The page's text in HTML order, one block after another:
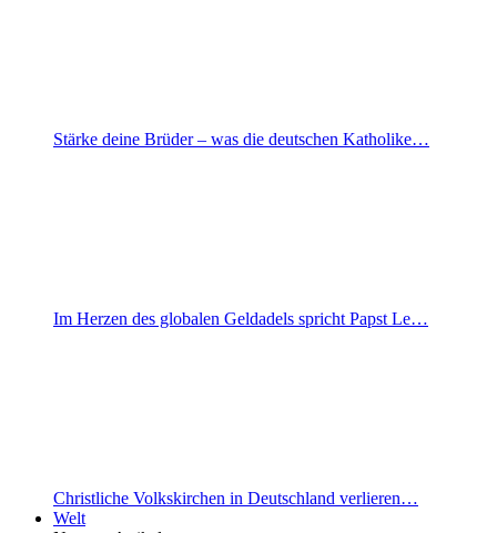
Stärke deine Brüder – was die deutschen Katholike…
Im Herzen des globalen Geldadels spricht Papst Le…
Christliche Volkskirchen in Deutschland verlieren…
Welt